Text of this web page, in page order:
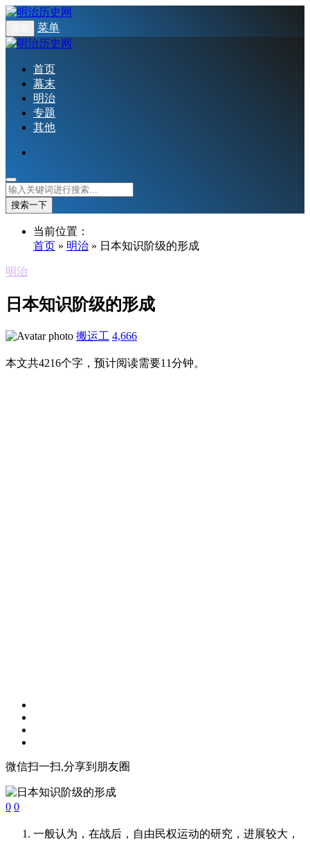
菜单
首页
幕末
明治
专题
其他
搜索一下
当前位置：
首页 » 明治 » 日本知识阶级的形成
明治
日本知识阶级的形成
搬运工 4,666
本文共4216个字，预计阅读需要11分钟。
微信扫一扫,分享到朋友圈
0 0
一般认为，在战后，自由民权运动的研究，进展较大，